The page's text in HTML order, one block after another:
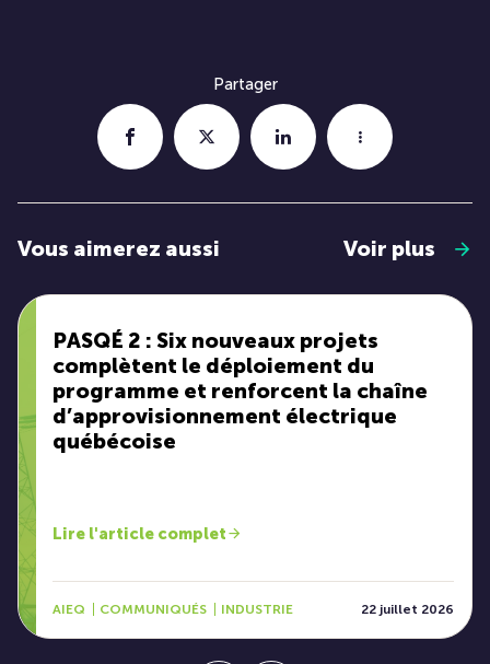
Partager
Vous aimerez aussi Voir plus
PASQÉ 2 : Six nouveaux projets
complètent le déploiement du
programme et renforcent la chaîne
d’approvisionnement électrique
québécoise
Lire l'article complet
AIEQ COMMUNIQUÉS INDUSTRIE 22 juillet 2026